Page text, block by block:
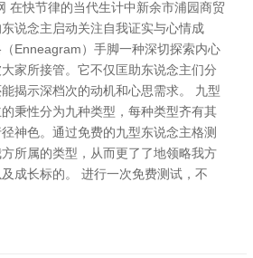
在快节律的当代生计中新余市浦园商贸
说念主启动关注自我证实与心情成
Enneagram）手脚一种深切探索内心
家所接管。它不仅匡助东说念主们分
揭示深档次的动机和心思需求。 九型
秉性分为九种类型，每种类型齐有其
神色。通过免费的九型东说念主格测
所属的类型，从而更了了地领略我方
成长标的。 进行一次免费测试，不